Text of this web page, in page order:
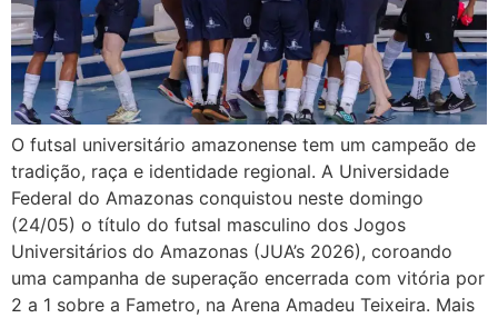
O futsal universitário amazonense tem um campeão de
tradição, raça e identidade regional. A Universidade
Federal do Amazonas conquistou neste domingo
(24/05) o título do futsal masculino dos Jogos
Universitários do Amazonas (JUA’s 2026), coroando
uma campanha de superação encerrada com vitória por
2 a 1 sobre a Fametro, na Arena Amadeu Teixeira. Mais